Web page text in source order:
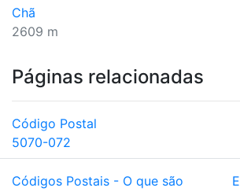
Chã
2609 m
Páginas relacionadas
Código Postal
5070-072
Códigos Postais - O que são